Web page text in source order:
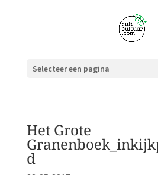
Selecteer een pagina
Het Grote
d